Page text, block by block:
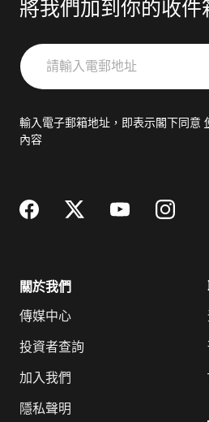
將我們加到你的收件
請
輸
郵
輸入電子郵箱地址，即表示閣下同意
內容
關於我們
傳媒中心
投資者查詢
加入我們
隱私聲明